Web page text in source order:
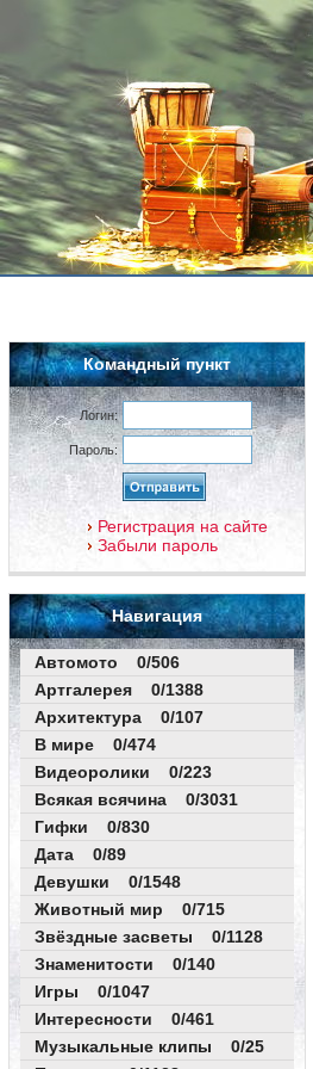
Командный пункт
Логин:
Пароль:
Регистрация на сайте
Забыли пароль
Навигация
Автомото 0/506
Артгалерея 0/1388
Архитектура 0/107
В мире 0/474
Видеоролики 0/223
Всякая всячина 0/3031
Гифки 0/830
Дата 0/89
Девушки 0/1548
Животный мир 0/715
Звёздные засветы 0/1128
Знаменитости 0/140
Игры 0/1047
Интересности 0/461
Музыкальные клипы 0/25